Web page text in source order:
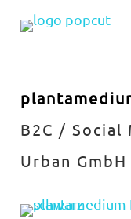
B2C / Social
Urban GmbH